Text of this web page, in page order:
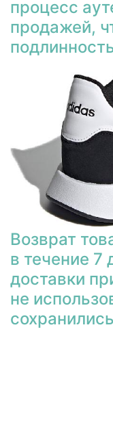
процесс
продажей,
Возврат
в течение 7
доставки
не